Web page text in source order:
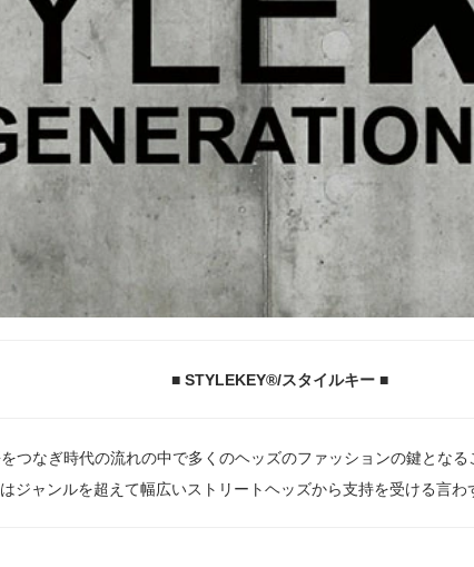
■ STYLEKEY®/スタイルキー ■
つなぎ時代の流れの中で多くのヘッズのファッションの鍵とな
ジャンルを超えて幅広いストリートヘッズから支持を受ける言わ